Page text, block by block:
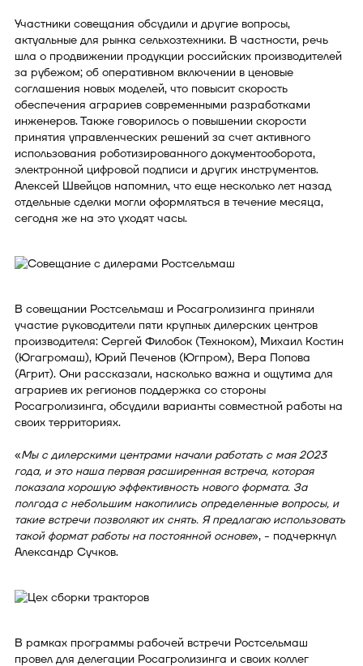
Участники совещания обсудили и другие вопросы,
актуальные для рынка сельхозтехники. В частности, речь
шла о продвижении продукции российских производителей
за рубежом; об оперативном включении в ценовые
соглашения новых моделей, что повысит скорость
обеспечения аграриев современными разработками
инженеров. Также говорилось о повышении скорости
принятия управленческих решений за счет активного
использования роботизированного документооборота,
электронной цифровой подписи и других инструментов.
Алексей Швейцов напомнил, что еще несколько лет назад
отдельные сделки могли оформляться в течение месяца,
сегодня же на это уходят часы.
В совещании Ростсельмаш и Росагролизинга приняли
участие руководители пяти крупных дилерских центров
производителя: Сергей Филобок (Техноком), Михаил Костин
(Югагромаш), Юрий Печенов (Югпром), Вера Попова
(Агрит). Они рассказали, насколько важна и ощутима для
аграриев их регионов поддержка со стороны
Росагролизинга, обсудили варианты совместной работы на
своих территориях.
«Мы с дилерскими центрами начали работать с мая 2023
года, и это наша первая расширенная встреча, которая
показала хорошую эффективность нового формата. За
полгода с небольшим накопились определенные вопросы, и
такие встречи позволяют их снять. Я предлагаю использовать
такой формат работы на постоянной основе», - подчеркнул
Александр Сучков.
В рамках программы рабочей встречи Ростсельмаш
провел для делегации Росагролизинга и своих коллег